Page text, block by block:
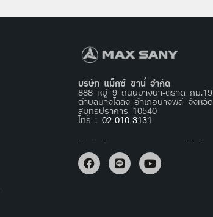
บริษัท แม็กซ์ ซานี่ จำกัด
888 หมู่ 9 ถนนบางนา-ตราด กม.19
ตำบลบางโฉลง อำเภอบางพลี จังหวัด
สมุทรปราการ 10540
โทร : 02-010-3131
relaxar após um dia cansativo.